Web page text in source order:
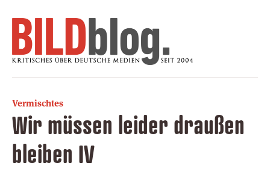
Vermischtes
Wir müssen leider draußen
bleiben IV